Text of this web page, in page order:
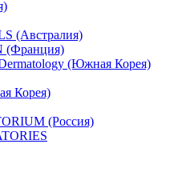
(Австралия)
(Франция)
(Южная Корея)
Корея)
(Россия)